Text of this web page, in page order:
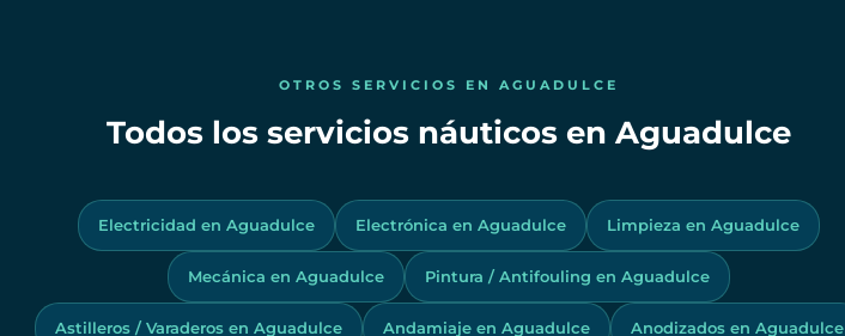
OTROS SERVICIOS EN AGUADULCE
Todos los servicios náuticos en Aguadulce
Electricidad en Aguadulce Electrónica en Aguadulce Limpieza en Aguadulce
Mecánica en Aguadulce Pintura / Antifouling en Aguadulce
Astilleros / Varaderos en Aguadulce Andamiaje en Aguadulce Anodizados en Aguadulce